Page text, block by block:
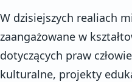
W dzisiejszych realiach
zaangażowane w
dotyczących praw
kulturalne, projekty